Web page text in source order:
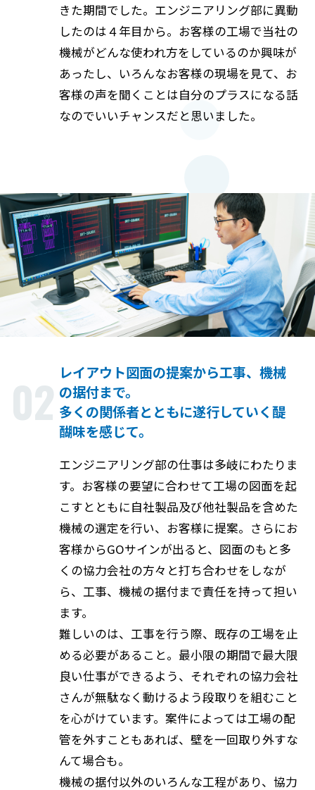
きた期間でした。エンジニアリング部に異動
したのは４年目から。お客様の工場で当社の
機械がどんな使われ方をしているのか興味が
あったし、いろんなお客様の現場を見て、お
客様の声を聞くことは自分のプラスになる話
なのでいいチャンスだと思いました。
02 レイアウト図面の提案から工事、機械
の据付まで。
多くの関係者とともに遂行していく醍
醐味を感じて。
エンジニアリング部の仕事は多岐にわたりま
す。お客様の要望に合わせて工場の図面を起
こすとともに自社製品及び他社製品を含めた
機械の選定を行い、お客様に提案。さらにお
客様からGOサインが出ると、図面のもと多
くの協力会社の方々と打ち合わせをしなが
ら、工事、機械の据付まで責任を持って担い
ます。
難しいのは、工事を行う際、既存の工場を止
める必要があること。最小限の期間で最大限
良い仕事ができるよう、それぞれの協力会社
さんが無駄なく動けるよう段取りを組むこと
を心がけています。案件によっては工場の配
管を外すこともあれば、壁を一回取り外すな
んて場合も。
機械の据付以外のいろんな工程があり、協力